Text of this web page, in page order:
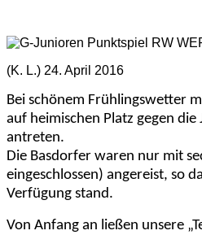
(K. L.) 24. April 2016
Bei schönem Frühlingswetter
auf heimischen Platz gegen die
antreten.
Die Basdorfer waren nur mit
eingeschlossen) angereist, so
Verfügung stand.
Von Anfang an ließen unsere